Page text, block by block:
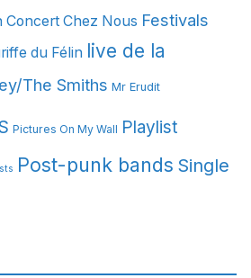
Concert Chez Nous Festivals
du Félin live de la
The Smiths Mr Erudit
Pictures On My Wall Playlist
Post-punk bands Single